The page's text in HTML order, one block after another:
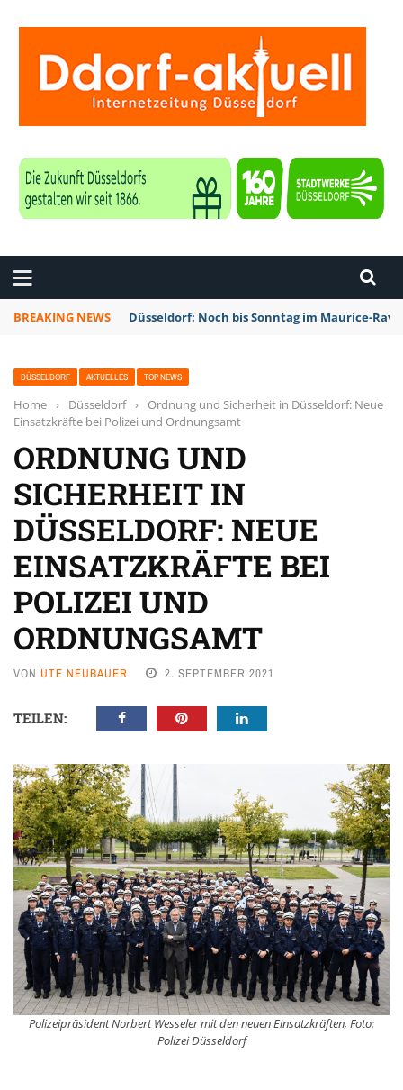
BREAKING NEWS Düsseldorf: Noch bis Sonntag im Maurice-
DÜSSELDORF AKTUELLES TOP NEWS
Home › Düsseldorf ›
Ordnung und Sicherheit in Düsseldorf: Neue
Einsatzkräfte bei Polizei und Ordnungsamt
ORDNUNG UND
SICHERHEIT IN
DÜSSELDORF: NEUE
EINSATZKRÄFTE BEI
POLIZEI UND
ORDNUNGSAMT
VON UTE NEUBAUER 2. SEPTEMBER 2021
TEILEN:
Polizeipräsident Norbert Wesseler mit den neuen Einsatzkräften, Foto:
Polizei Düsseldorf